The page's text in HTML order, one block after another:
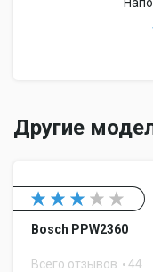
Другие
Bosch PPW2360
Всего отзывов 44